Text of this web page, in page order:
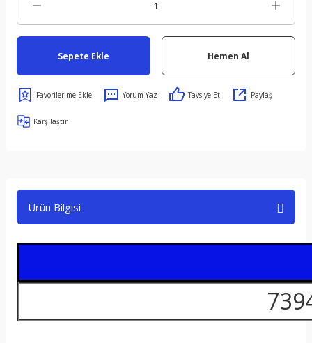
Sepete Ekle Hemen Al
Yorum Yaz Tavsiye Et Paylaş
Karşılaştır
Ürün Bilgisi